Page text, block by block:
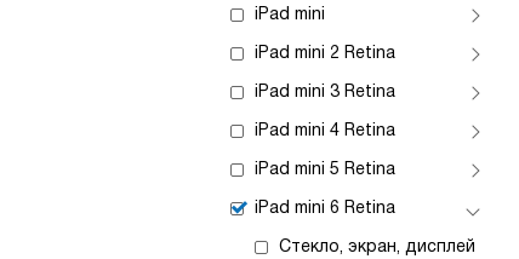
iPad mini
iPad mini 2 Retina
iPad mini 3 Retina
iPad mini 4 Retina
iPad mini 5 Retina
iPad mini 6 Retina
Стекло, экран, дисплей